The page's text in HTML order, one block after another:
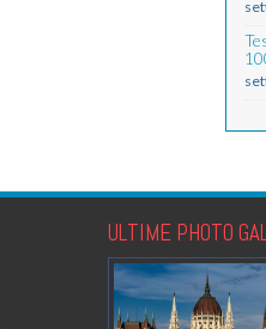
ULTIME PHOTO